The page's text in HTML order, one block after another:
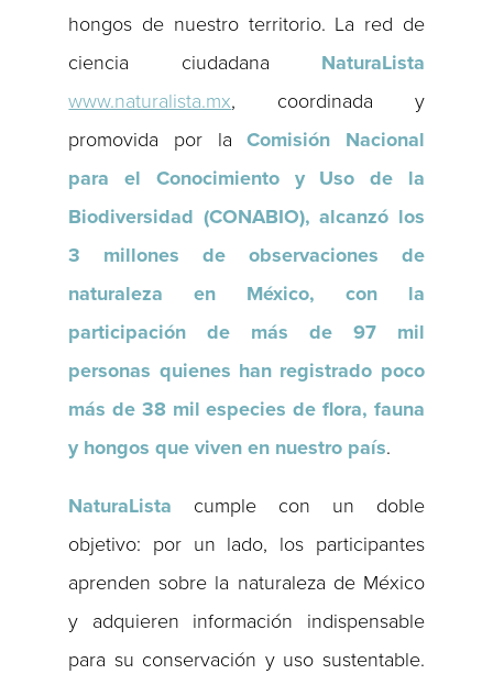
hongos de nuestro territorio. La red de
ciencia ciudadana NaturaLista
www.naturalista.mx, coordinada y
promovida por laComisión Nacional
para el Conocimiento y Uso de la
Biodiversidad (CONABIO), alcanzó los
3 millones de observaciones de
naturaleza en México,
con la
participación de más de 97 mil
personas quienes han registrado poco
más de 38 mil especies de flora, fauna
y hongos que viven en nuestro país.
NaturaLista cumple con un doble
objetivo: por un lado, los participantes
aprenden sobre la naturaleza de México
y adquieren información indispensable
para su conservación y uso sustentable.